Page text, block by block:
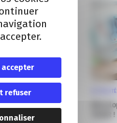
: mettez en avant
l’humain !
ACTUALITÉ
TIGER !
accepter
refuser